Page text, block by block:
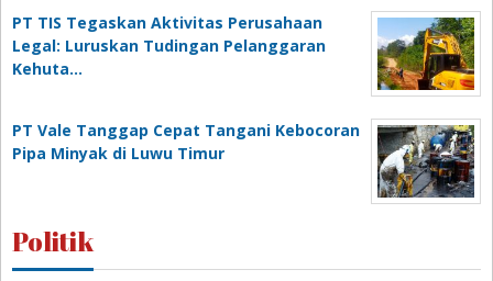
PT TIS Tegaskan Aktivitas Perusahaan
Legal: Luruskan Tudingan Pelanggaran
Kehuta…
PT Vale Tanggap Cepat Tangani Kebocoran
Pipa Minyak di Luwu Timur
Politik